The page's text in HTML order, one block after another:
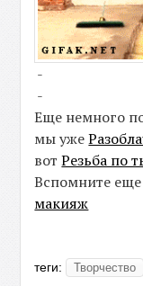
-
-
Еще немного
мы уже
вотРезьба по
Вспомните
макияж
теги: Творчество